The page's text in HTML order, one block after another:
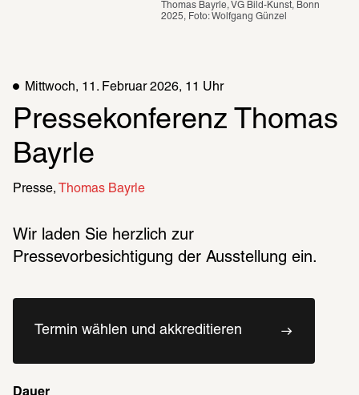
Thomas Bayrle, VG Bild-Kunst, Bonn
2025, Foto: Wolfgang Günzel
Mittwoch, 11. Februar 2026, 11 Uhr
Pressekonferenz Thomas
Bayrle
Presse Thomas Bayrle
Wir laden Sie herzlich zur
Pressevorbesichtigung der Ausstellung ein.
Termin wählen und akkreditieren
Dauer